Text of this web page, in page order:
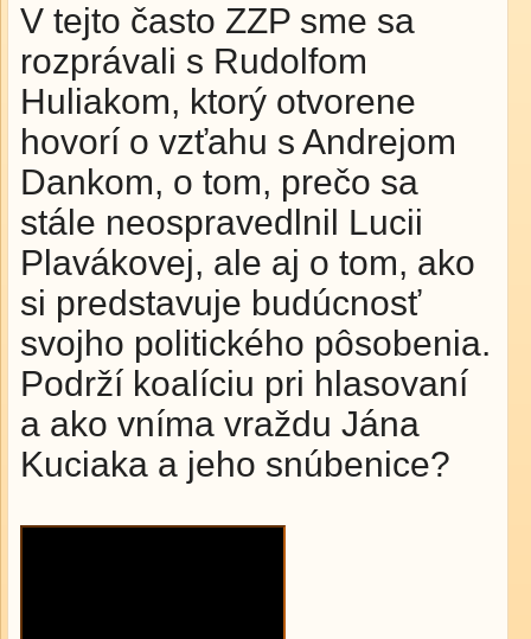
V tejto často ZZP sme sa
rozprávali s Rudolfom
Huliakom, ktorý otvorene
hovorí o vzťahu s Andrejom
Dankom, o tom, prečo sa
stále neospravedlnil Lucii
Plavákovej, ale aj o tom, ako
si predstavuje budúcnosť
svojho politického pôsobenia.
Podrží koalíciu pri hlasovaní
a ako vníma vraždu Jána
Kuciaka a jeho snúbenice?